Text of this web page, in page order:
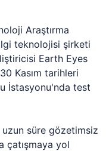
Araştırma
teknolojisi şirketi
Earth Eyes
Kasım tarihleri
İstasyonu'nda test
süre gözetimsiz
çatışmaya yol